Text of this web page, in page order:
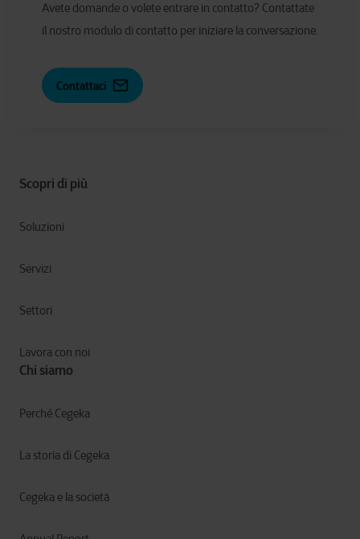
Scopri di più
Soluzioni
Servizi
Settori
Lavora con noi
Chi siamo
Perché Cegeka
La storia di Cegeka
Cegeka e la società
Avete domande o volete entrare in contatto? Contattate
il nostro modulo di contatto per iniziare la conversazione.
Contattaci